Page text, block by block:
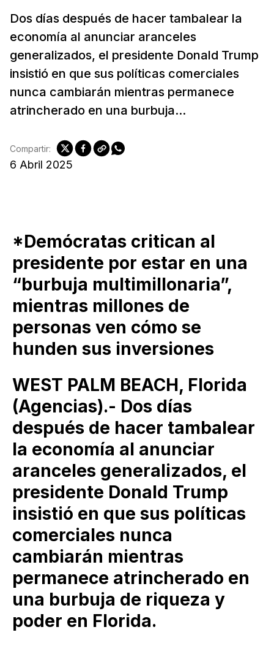
Dos días después de hacer tambalear la
economía al anunciar aranceles
generalizados, el presidente Donald Trump
insistió en que sus políticas comerciales
nunca cambiarán mientras permanece
atrincherado en una burbuja...
6 Abril 2025
Compartir:
*Demócratas critican al
presidente por estar en una
“burbuja multimillonaria”,
mientras millones de
personas ven cómo se
hunden sus inversiones
WEST PALM BEACH, Florida
(Agencias).- Dos días
después de hacer tambalear
la economía al anunciar
aranceles generalizados, el
presidente Donald Trump
insistió en que sus políticas
comerciales nunca
cambiarán mientras
permanece atrincherado en
una burbuja de riqueza y
poder en Florida.